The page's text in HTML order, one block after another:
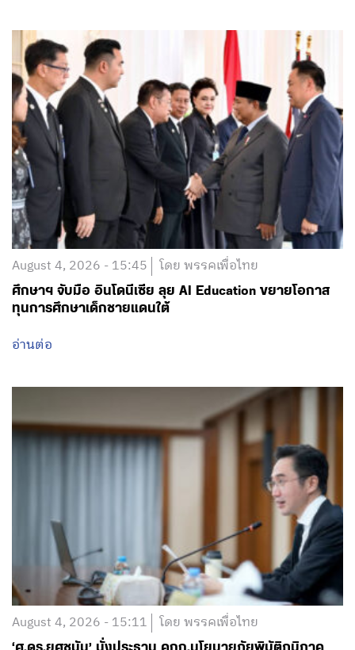
August 4, 2026 - 15:45 โดย พรรคเพื่อไทย
ศึกษาฯ จับมือ อินโดนีเซีย ลุย AI Education ขยายโอกาส
ทุนการศึกษาเด็กชายแดนใต้
อ่านต่อ
August 4, 2026 - 15:11 โดย พรรคเพื่อไทย